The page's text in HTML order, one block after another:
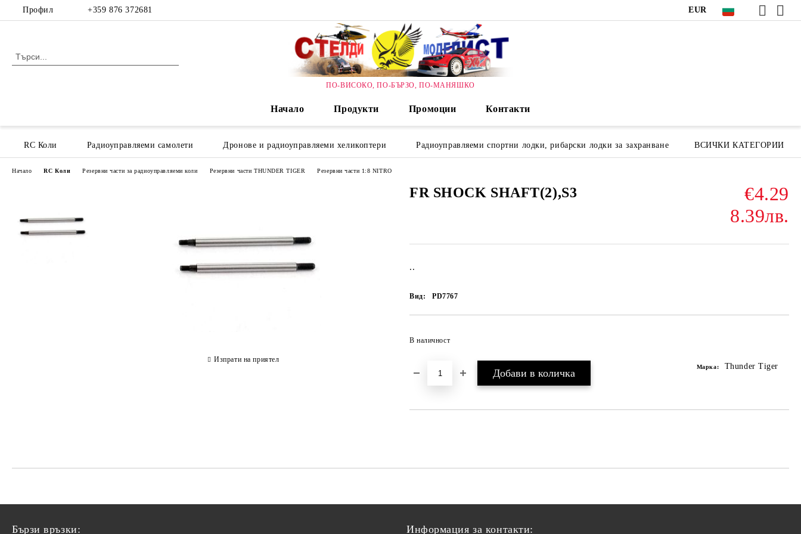
Профил +359 876 372681 EUR
ПО-ВИСОКО, ПО-БЪРЗО, ПО-МАНЯШКО
Начало Продукти Промоции Контакти
RC Коли Радиоуправляеми самолети Дронове и радиоуправляеми хеликоптери Радиоуправляеми спортни лодки, рибарски лодки за захранване ВСИЧКИ КАТЕГОРИИ
Начало RC Коли Резервни части за радиоуправляеми коли Резервни части THUNDER TIGER Резервни части 1:8 NITRO
FR SHOCK SHAFT(2),S3
€4.29
8.39лв.
..
Вид: PD7767
В наличност
Марка: Thunder Tiger
Изпрати на приятел
Бързи връзки: Информация за контакти: